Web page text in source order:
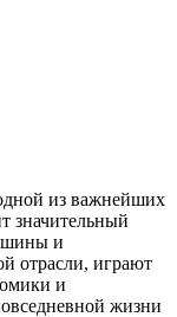
из важнейших
значительный
и
отрасли, играют
и
жизни